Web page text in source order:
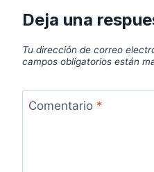
Deja una
Tu dirección de correo
campos obligatorios están
Comentario *